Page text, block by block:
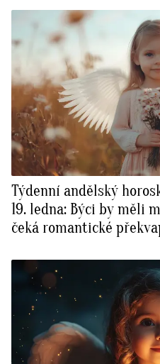
Týdenní andělský
19. ledna: Býci by měli
čeká romantické